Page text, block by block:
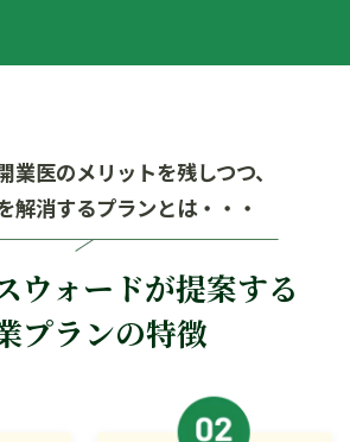
業医のメリットを残しつつ、
解消するプランとは・・・
ウォードが提案する
プランの特徴